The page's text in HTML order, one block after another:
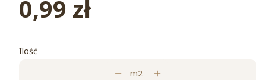
0,99 zł
Ilość
m2